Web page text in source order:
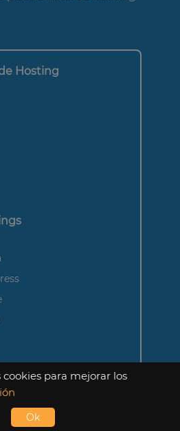
Hosting
para mejorar los
Ok